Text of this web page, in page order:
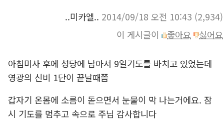
..미카엘.. 2014/09/18 오전 10:43 (2,934)
이 게시글이
좋아요 싫어요
아침미사 후에 성당에 남아서 9일기도를 바치고 있었는데
영광의 신비 1단이 끝날때쯤
갑자기 온몸에 소름이 돋으면서 눈물이 막 나는거에요. 잠
시 기도를 멈추고 속으로 주님 감사합니다